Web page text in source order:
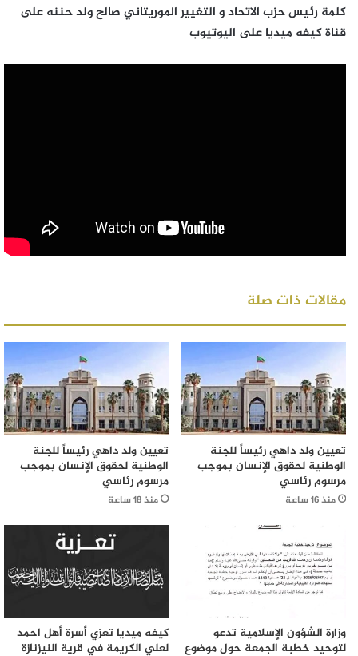
كلمة رئيس حزب الاتحاد و التغيير الموريتاني صالح ولد حننه على
قناة كيفه ميديا على اليوتيوب
مقالات ذات صلة
تعيين ولد داهي رئيساً للجنة
الوطنية لحقوق الإنسان بموجب
مرسوم رئاسي
منذ 16 ساعة
تعيين ولد داهي رئيساً للجنة
الوطنية لحقوق الإنسان بموجب
مرسوم رئاسي
منذ 18 ساعة
وزارة الشؤون الإسلامية تدعو
لتوحيد خطبة الجمعة حول موضوع
كيفه ميديا تعزي أسرة أهل احمد
لعلي الكريمة في قرية النيزنازة